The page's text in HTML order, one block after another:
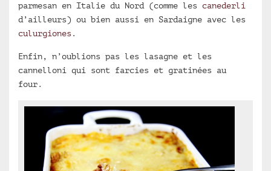
parmesan en Italie du Nord (comme les canederli
d’ailleurs) ou bien aussi en Sardaigne avec les
culurgiones.
Enfin, n’oublions pas les lasagne et les
cannelloni qui sont farcies et gratinées au
four.